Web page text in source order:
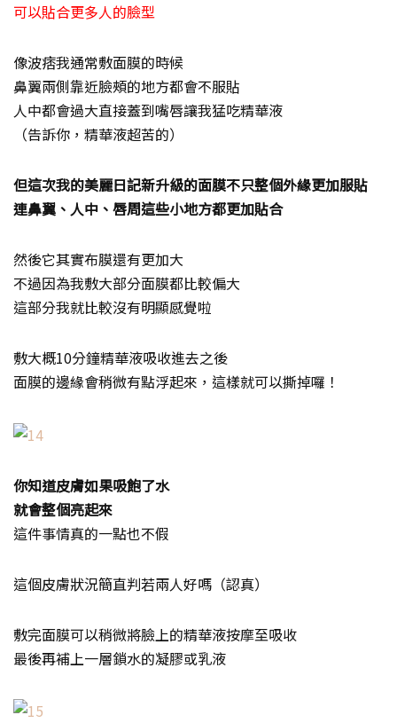
可以貼合更多人的臉型
像波痞我通常敷面膜的時候
鼻翼兩側靠近臉頰的地方都會不服貼
人中都會過大直接蓋到嘴唇讓我猛吃精華液
（告訴你，精華液超苦的）
但這次我的美麗日記新升級的面膜不只整個外緣更加服貼
連鼻翼、人中、唇周這些小地方都更加貼合
然後它其實布膜還有更加大
不過因為我敷大部分面膜都比較偏大
這部分我就比較沒有明顯感覺啦
敷大概10分鐘精華液吸收進去之後
面膜的邊緣會稍微有點浮起來，這樣就可以撕掉囉！
你知道皮膚如果吸飽了水
就會整個亮起來
這件事情真的一點也不假
這個皮膚狀況簡直判若兩人好嗎（認真）
敷完面膜可以稍微將臉上的精華液按摩至吸收
最後再補上一層鎖水的凝膠或乳液